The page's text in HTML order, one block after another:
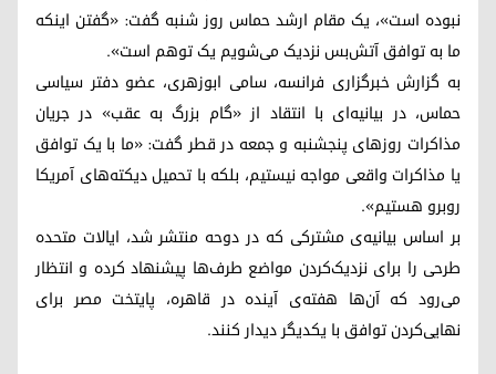
نبوده است»، یک مقام ارشد حماس روز شنبه گفت: «گفتن اینکه
ما به توافق آتش‌بس نزدیک می‌شویم یک توهم است».
به گزارش خبرگزاری فرانسه، سامی ابوزهری، عضو دفتر سیاسی
حماس، در بیانیه‌ای با انتقاد از «گام بزرگ به عقب» در جریان
مذاکرات روزهای پنجشنبه و جمعه در قطر گفت: «ما با یک توافق
یا مذاکرات واقعی مواجه نیستیم، بلکه با تحمیل دیکته‌های آمریکا
روبرو هستیم».
بر اساس بیانیه‌‌ی مشترکی که در دوحه منتشر شد، ایالات متحده
طرحی را برای نزدیک‌کردن مواضع طرف‌ها پیشنهاد کرده و انتظار
می‌رود که آن‌ها هفته‌ی آینده در قاهره، پایتخت مصر برای
نهایی‌کردن توافق با یکدیگر دیدار کنند.